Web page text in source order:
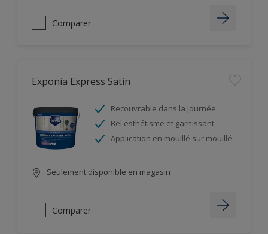
Comparer
Exponia Express Satin
Recouvrable dans la journée
Bel esthétisme et garnissant
Application en mouillé sur mouillé
Seulement disponible en magasin
Comparer